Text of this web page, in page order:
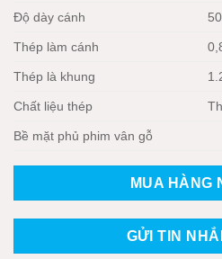
Độ dày cánh
Thép làm cánh
Thép là khung
Chất liệu thép
Bề mặt phủ phim vân gỗ
MUA HÀNG
GỬI TIN